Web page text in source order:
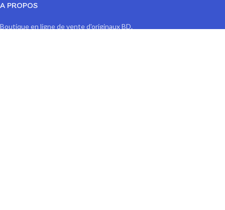
A PROPOS
Boutique en ligne de vente d'originaux BD.